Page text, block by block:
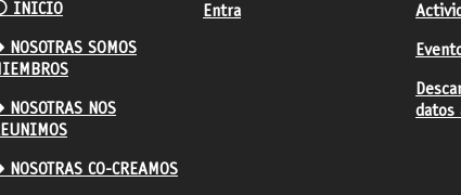
INICIO
NOSOTRAS SOMOS
NOSOTRAS NOS
NOSOTRAS CO-CREAMOS
Entra
datos